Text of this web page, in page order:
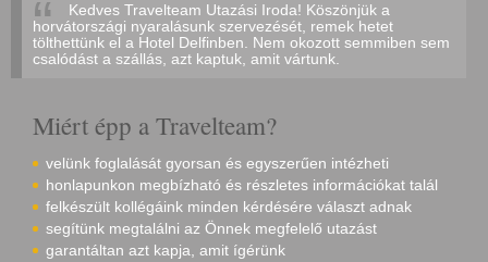
Kedves Travelteam Utazási Iroda! Köszönjük a
horvátországi nyaralásunk szervezését, remek hetet
tölthettünk el a Hotel Delfinben. Nem okozott semmiben sem
csalódást a szállás, azt kaptuk, amit vártunk.
Miért épp a Travelteam?
velünk foglalását gyorsan és egyszerűen intézheti
honlapunkon megbízható és részletes információkat talál
felkészült kollégáink minden kérdésére választ adnak
segítünk megtalálni az Önnek megfelelő utazást
garantáltan azt kapja, amit ígérünk